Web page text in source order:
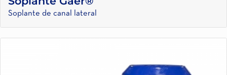
Soplante de canal lateral